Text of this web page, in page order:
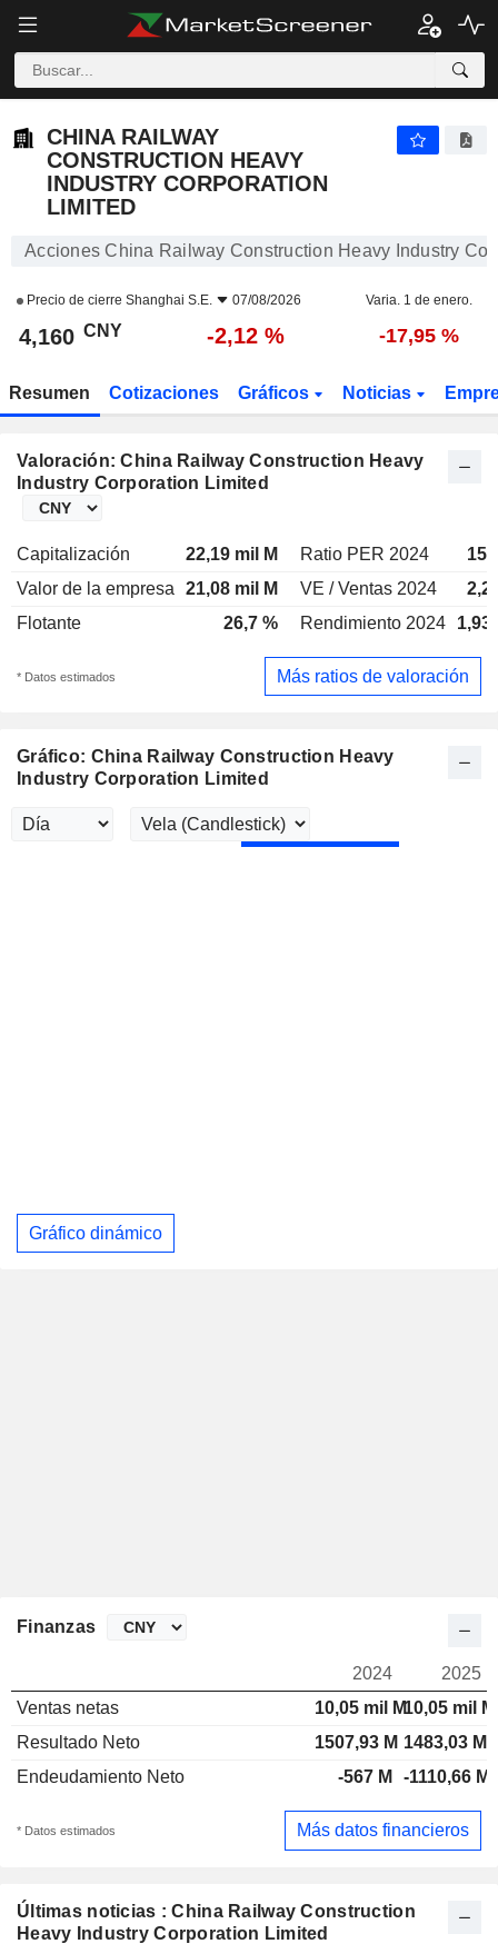
CHINA RAILWAY
CONSTRUCTION HEAVY
INDUSTRY CORPORATION
LIMITED
Acciones China Railway Construction Heavy Industry
Precio de cierre Shanghai S.E. 07/08/2026 Varia. 1 de enero.
4,160 CNY -2,12 % -17,95 %
Resumen Cotizaciones Gráficos Noticias
Valoración: China Railway Construction Heavy
Industry Corporation Limited
Capitalización 22,19 mil M Ratio PER 2024
Valor de la empresa
21,08 mil M VE / Ventas 2024
Flotante
26,7 % Rendimiento 2024 1,93
* Datos estimados Más ratios de valoración
Gráfico: China Railway Construction Heavy
Industry Corporation Limited
Gráfico dinámico
Últimas noticias : China Railway Construction
Heavy Industry Corporation Limited
Finanzas
2024
2025
Ventas netas
10,05 mil M10,05 mil M
Resultado Neto
1507,93 M 1483,03 M
Endeudamiento Neto
-567 M -1110,66 M
* Datos estimados Más datos financieros